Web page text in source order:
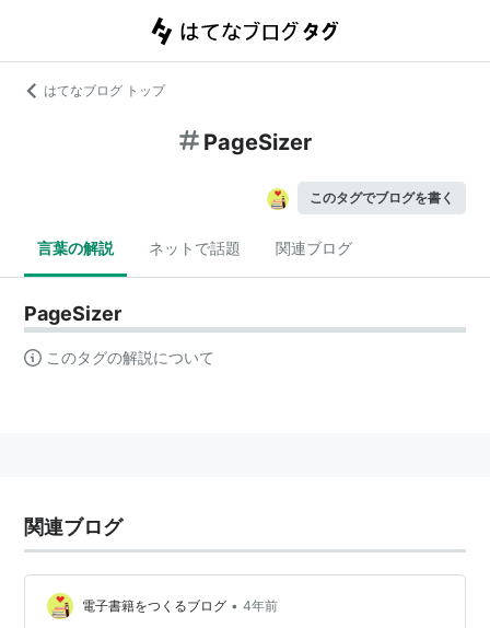
はてなブログ トップ
PageSizer
このタグでブログを書く
言葉の解説 ネットで話題 関連ブログ
PageSizer
このタグの解説について
関連ブログ
電子書籍をつくるブログ • 4年前